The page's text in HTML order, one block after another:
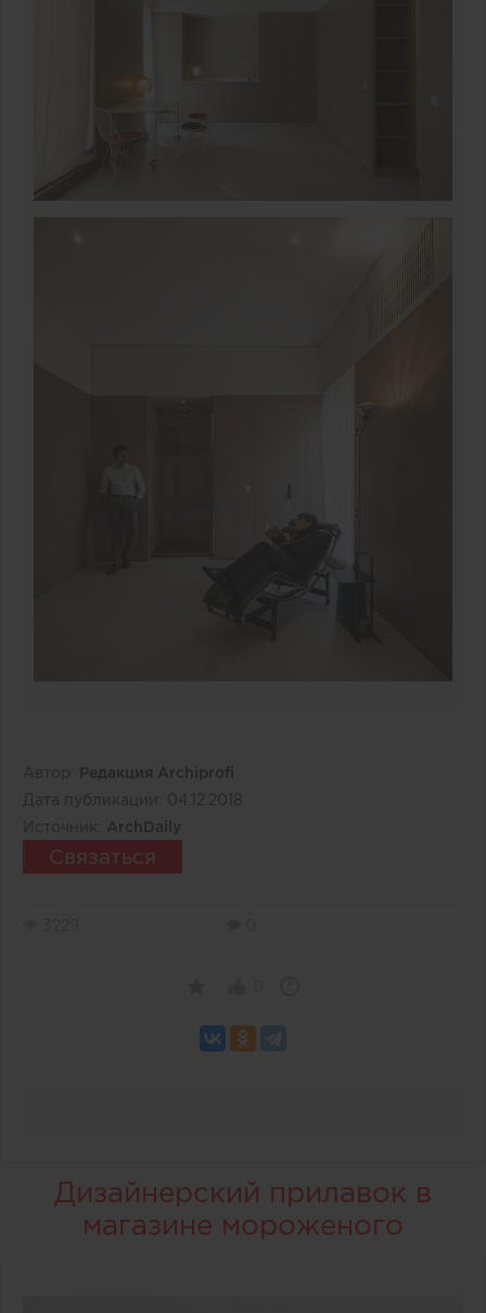
Автор:
Редакция Archiprofi
Дата публикации: 04.12.2018
Источник:
ArchDaily
Связаться
Дизайнерский прилавок в
магазине мороженого